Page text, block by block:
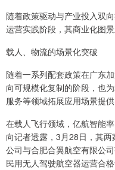
随着政策驱动与产业投入双
运营实践阶段，其商业化图景
载人、物流的场景化突破
随着一系列配套政策在广东
向可规模化复制的阶段，也
服务等领域拓展应用场景提
在载人飞行领域，亿航智能
向记者透露，3月28日，其
公司与合肥合翼航空有限公
民用无人驾驶航空器运营合格